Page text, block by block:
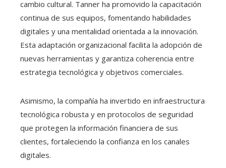
cambio cultural. Tanner ha promovido la capacitación
continua de sus equipos, fomentando habilidades
digitales y una mentalidad orientada a la innovación.
Esta adaptación organizacional facilita la adopción de
nuevas herramientas y garantiza coherencia entre
estrategia tecnológica y objetivos comerciales.
Asimismo, la compañía ha invertido en infraestructura
tecnológica robusta y en protocolos de seguridad
que protegen la información financiera de sus
clientes, fortaleciendo la confianza en los canales
digitales.